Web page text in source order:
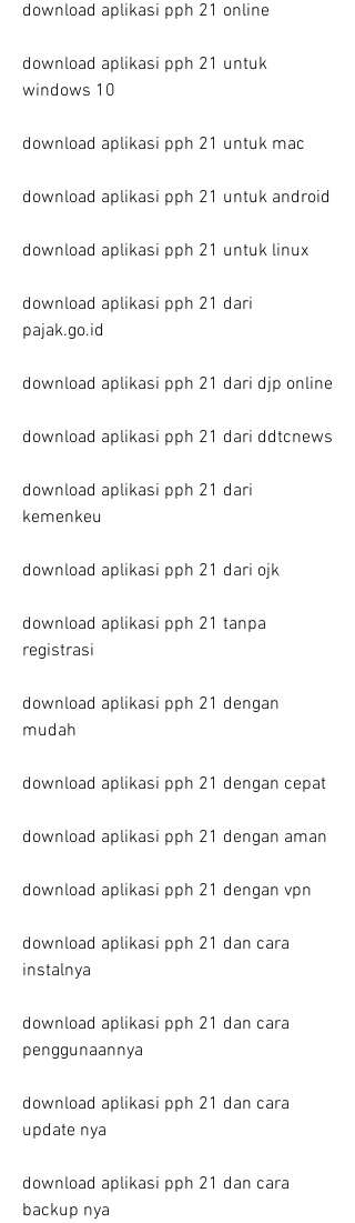
download aplikasi pph 21 online
download aplikasi pph 21 untuk
windows 10
download aplikasi pph 21 untuk mac
download aplikasi pph 21 untuk android
download aplikasi pph 21 untuk linux
download aplikasi pph 21 dari
pajak.go.id
download aplikasi pph 21 dari djp online
download aplikasi pph 21 dari ddtcnews
download aplikasi pph 21 dari
kemenkeu
download aplikasi pph 21 dari ojk
download aplikasi pph 21 tanpa
registrasi
download aplikasi pph 21 dengan
mudah
download aplikasi pph 21 dengan cepat
download aplikasi pph 21 dengan aman
download aplikasi pph 21 dengan vpn
download aplikasi pph 21 dan cara
instalnya
download aplikasi pph 21 dan cara
penggunaannya
download aplikasi pph 21 dan cara
update nya
download aplikasi pph 21 dan cara
backup nya